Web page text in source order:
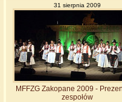
31 sierpnia 2009
MFFZG Zakopane 2009 -
zespołów